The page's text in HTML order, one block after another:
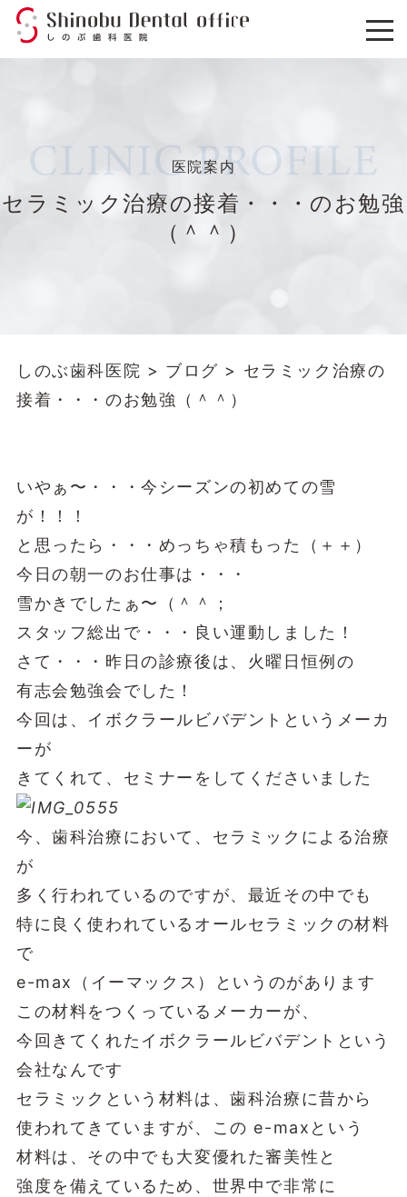
医院案内
セラミック治療の接着・・・のお勉強
（＾＾）
しのぶ歯科医院 > ブログ > セラミック治療の
接着・・・のお勉強（＾＾）
いやぁ〜・・・今シーズンの初めての雪
が！！！
と思ったら・・・めっちゃ積もった（＋＋）
今日の朝一のお仕事は・・・
雪かきでしたぁ〜（＾＾；
スタッフ総出で・・・良い運動しました！
さて・・・昨日の診療後は、火曜日恒例の
有志会勉強会でした！
今回は、イボクラールビバデントというメーカ
ーが
きてくれて、セミナーをしてくださいました
今、歯科治療において、セラミックによる治療
が
多く行われているのですが、最近その中でも
特に良く使われているオールセラミックの材料
で
e-max（イーマックス）というのがあります
この材料をつくっているメーカーが、
今回きてくれたイボクラールビバデントという
会社なんです
セラミックという材料は、歯科治療に昔から
使われてきていますが、この e-maxという
材料は、その中でも大変優れた審美性と
強度を備えているため、世界中で非常に